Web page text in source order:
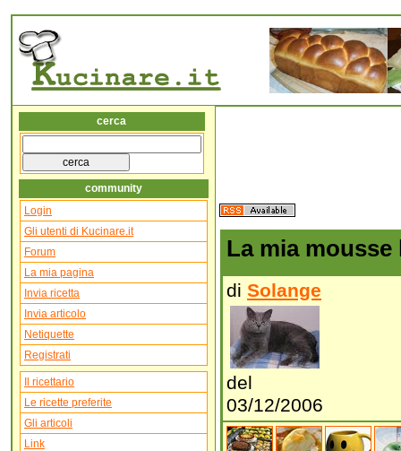
cerca
community
Login
Gli utenti di Kucinare.it
Forum
La mia pagina
Invia ricetta
Invia articolo
Netiquette
Registrati
Il ricettario
Le ricette preferite
Gli articoli
Link
La mia
di Solange
del
03/12/2006